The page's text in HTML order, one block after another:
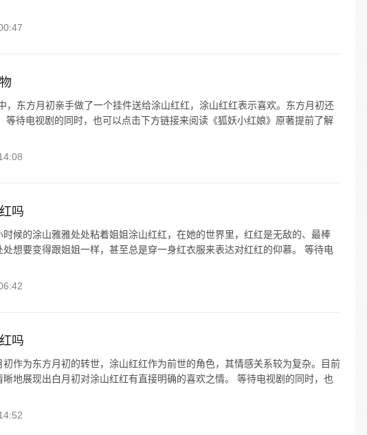
，东方月初亲手做了一个挂件送给涂山红红，涂山红红表示喜欢。东方月初还
等待电视剧的同时，也可以点击下方链接来阅读《狐妖小红娘》原著提前了解
吗
候的涂山雅雅处处粘着姐姐涂山红红，在她的世界里，红红是无敌的、最棒
想要变得跟姐姐一样，甚至总是穿一身红衣服来表达对红红的仰慕。 等待电
吗
作为东方月初的转世，涂山红红作为前世的角色，其情感关系较为复杂。目前
地展现出白月初对涂山红红有直接明确的喜欢之情。 等待电视剧的同时，也